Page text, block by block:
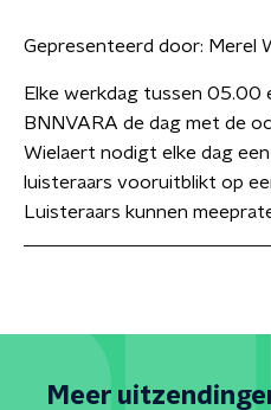
Gepresenteerd door: Merel
Elke werkdag tussen
BNNVARA de dag met de
Wielaert nodigt elke dag
luisteraars vooruitblikt op
Luisteraars kunnen
Meer